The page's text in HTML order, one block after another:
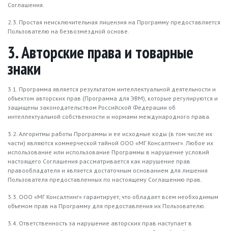
Соглашения.
2.3. Простая неисключительная лицензия на Программу предоставляется
Пользователю на безвозмездной основе.
3. Авторские права и товарные
знаки
3.1. Программа является результатом интеллектуальной деятельности и
объектом авторских прав (Программа для ЭВМ), которые регулируются и
защищены законодательством Российской Федерации об
интеллектуальной собственности и нормами международного права.
3.2. Алгоритмы работы Программы и ее исходные коды (в том числе их
части) являются коммерческой тайной ООО «МГ Консалтинг». Любое их
использование или использование Программы в нарушение условий
настоящего Соглашения рассматривается как нарушение прав
правообладателя и является достаточным основанием для лишения
Пользователя предоставленных по настоящему Соглашению прав.
3.3. ООО «МГ Консалтинг» гарантирует, что обладает всем необходимым
объемом прав на Программу для предоставления их Пользователю.
3.4. Ответственность за нарушение авторских прав наступает в